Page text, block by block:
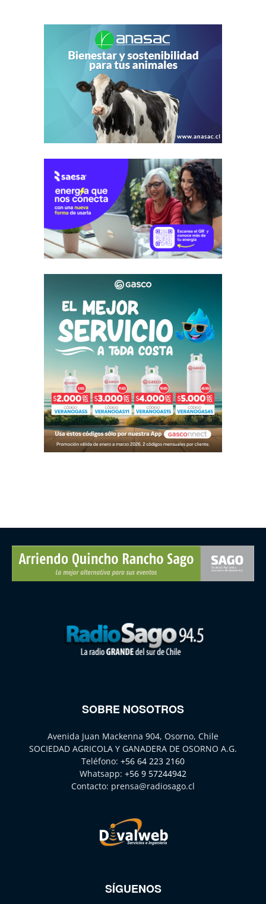
SOBRE NOSOTROS
Avenida Juan Mackenna 904, Osorno, Chile
SOCIEDAD AGRICOLA Y GANADERA DE OSORNO A.G.
Teléfono: +56 64 223 2160
Whatsapp: +56 9 57244942
Contacto: prensa@radiosago.cl
SÍGUENOS